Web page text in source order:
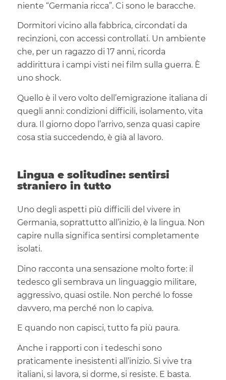
niente “Germania ricca”. Ci sono le baracche.
Dormitori vicino alla fabbrica, circondati da
recinzioni, con accessi controllati. Un ambiente
che, per un ragazzo di 17 anni, ricorda
addirittura i campi visti nei film sulla guerra. È
uno shock.
Quello è il vero volto dell’emigrazione italiana di
quegli anni: condizioni difficili, isolamento, vita
dura. Il giorno dopo l’arrivo, senza quasi capire
cosa stia succedendo, è già al lavoro.
Lingua e solitudine: sentirsi
straniero in tutto
Uno degli aspetti più difficili del vivere in
Germania, soprattutto all’inizio, è la lingua. Non
capire nulla significa sentirsi completamente
isolati.
Dino racconta una sensazione molto forte: il
tedesco gli sembrava un linguaggio militare,
aggressivo, quasi ostile. Non perché lo fosse
davvero, ma perché non lo capiva.
E quando non capisci, tutto fa più paura.
Anche i rapporti con i tedeschi sono
praticamente inesistenti all’inizio. Si vive tra
italiani, si lavora, si dorme, si resiste. E basta.